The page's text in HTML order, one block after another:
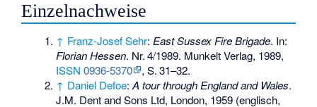
Einzelnachweise
↑ Franz-Josef Sehr:East Sussex Fire Brigade. In:
Florian Hessen. Nr.4/1989. Munkelt Verlag, 1989,
ISSN 0936-5370 ,S.31–32.
↑ Daniel Defoe:A tour through England and Wales.
J.M. Dent and Sons Ltd, London, 1959 (englisch,